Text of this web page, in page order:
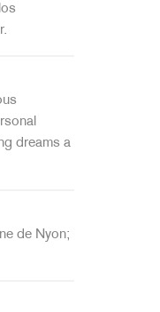
dreams a
de Nyon;